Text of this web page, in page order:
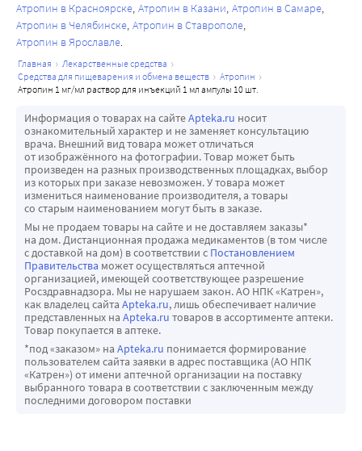
Атропин в Красноярске Атропин в Казани Атропин в Самаре
Атропин в Челябинске Атропин в Ставрополе
Атропин в Ярославле
главная
лекарственные средства
средства для пищеварения и обмена веществ
атропин
атропин 1 мг/мл раствор для инъекций 1 мл ампулы 10 шт.
Информация о товарах на сайтеApteka.ru носит
ознакомительный характер и не заменяет консультацию
врача. Внешний вид товара может отличаться
от изображённого на фотографии. Товар может быть
произведен на разных производственных площадках, выбор
из которых при заказе невозможен. У товара может
измениться наименование производителя, а товары
со старым наименованием могут быть в заказе.
Мы не продаем товары на сайте и не доставляем заказы*
на дом. Дистанционная продажа медикаментов (в том числе
с доставкой на дом) в соответствии с Постановлением
Правительства может осуществляться аптечной
организацией, имеющей соответствующее разрешение
Росздравнадзора. Мы не нарушаем закон. АО НПК «Катрен»,
как владелец сайта Apteka.ru, лишь обеспечивает наличие
представленных на Apteka.ru товаров в ассортименте аптеки.
Товар покупается в аптеке.
*под «заказом» на Apteka.ru понимается формирование
пользователем сайта заявки в адрес поставщика (АО НПК
«Катрен») от имени аптечной организации на поставку
выбранного товара в соответствии с заключенным между
последними договором поставки